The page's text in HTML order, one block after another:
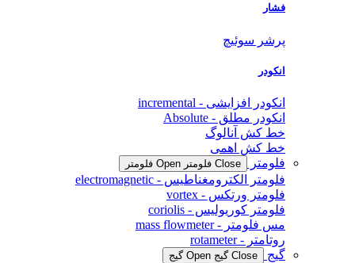
فشار
پرشر سوئیچ
انکودر
انکودر افزایشی - incremental
انکودر مطلق - Absolute
خط کش آنالوگ
خط کش اهمی
فلومتر
Close فلومتر Open فلومتر
فلومتر الکترومغناطیس - electromagnetic
فلومتر ورتکس - vortex
فلومتر کوریولیس - coriolis
مس فلومتر - mass flowmeter
روتامتر - rotameter
گیج
Close گیج Open گیج